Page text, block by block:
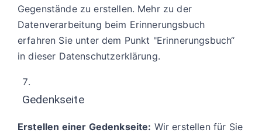
Gegenstände zu erstellen. Mehr zu der
Datenverarbeitung beim Erinnerungsbuch
erfahren Sie unter dem Punkt "Erinnerungsbuch“
in dieser Datenschutzerklärung.
Gedenkseite
Erstellen einer Gedenkseite: Wir erstellen für Sie